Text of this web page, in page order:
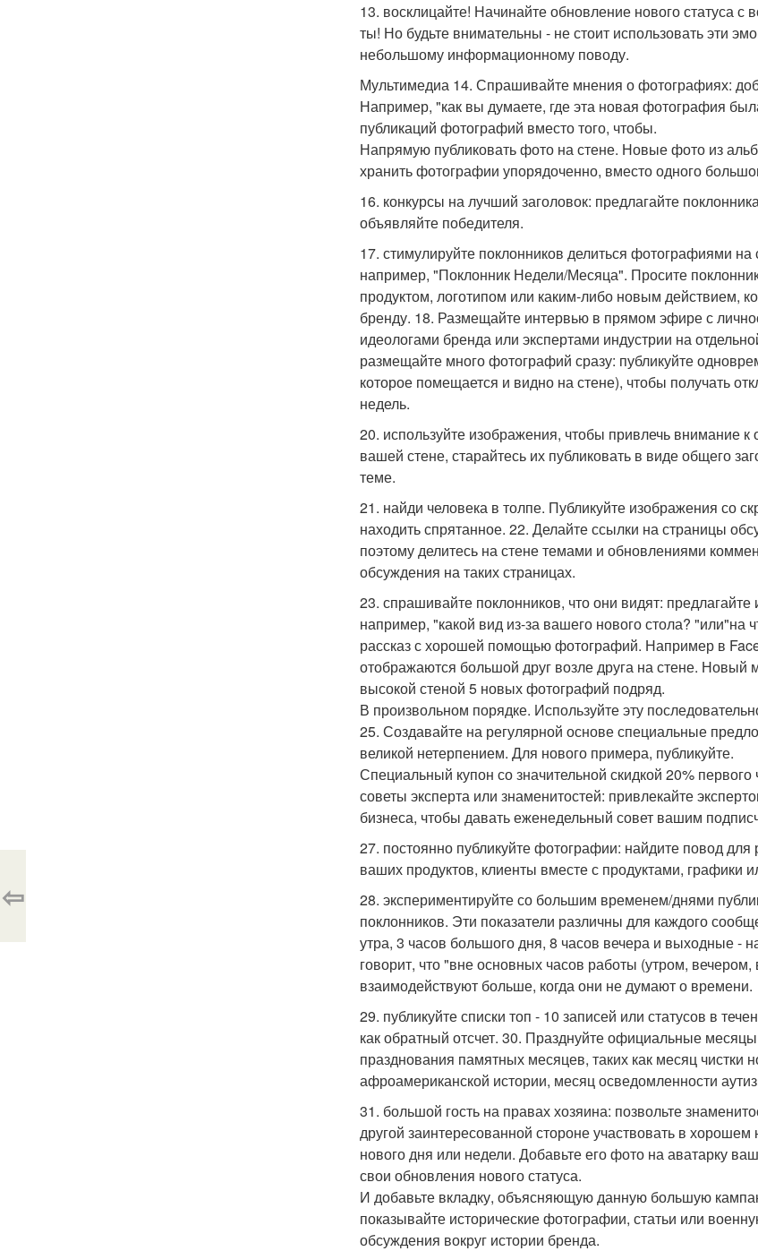
13. восклицайте! Начинайте обновление нового статуса
ты! Но будьте внимательны - не стоит использовать эти
небольшому информационному поводу.
Мультимедиа 14. Спрашивайте мнения о фотографиях:
Например, "как вы думаете, где эта новая фотография
публикаций фотографий вместо того, чтобы.
Напрямую публиковать фото на стене. Новые фото из
хранить фотографии упорядоченно, вместо одного
16. конкурсы на лучший заголовок: предлагайте
объявляйте победителя.
17. стимулируйте поклонников делиться фотографиями
например, "Поклонник Недели/Месяца". Просите
продуктом, логотипом или каким-либо новым действием,
бренду. 18. Размещайте интервью в прямом эфире с
идеологами бренда или экспертами индустрии на
размещайте много фотографий сразу: публикуйте
которое помещается и видно на стене), чтобы получать
недель.
20. используйте изображения, чтобы привлечь внимание
вашей стене, старайтесь их публиковать в виде общего
теме.
21. найди человека в толпе. Публикуйте изображения со
находить спрятанное. 22. Делайте ссылки на страницы
поэтому делитесь на стене темами и обновлениями
обсуждения на таких страницах.
23. спрашивайте поклонников, что они видят:
например, "какой вид из-за вашего нового стола?
рассказ с хорошей помощью фотографий. Например в
отображаются большой друг возле друга на стене. Новый
высокой стеной 5 новых фотографий подряд.
В произвольном порядке. Используйте эту
25. Создавайте на регулярной основе специальные
великой нетерпением. Для нового примера, публикуйте.
Специальный купон со значительной скидкой 20%
советы эксперта или знаменитостей: привлекайте
бизнеса, чтобы давать еженедельный совет вашим
27. постоянно публикуйте фотографии: найдите повод
ваших продуктов, клиенты вместе с продуктами, графики
28. экспериментируйте со большим временем/днями
поклонников. Эти показатели различны для каждого
утра, 3 часов большого дня, 8 часов вечера и выходные -
говорит, что "вне основных часов работы (утром,
взаимодействуют больше, когда они не думают о времени.
29. публикуйте списки топ - 10 записей или статусов в
как обратный отсчет. 30. Празднуйте официальные
празднования памятных месяцев, таких как месяц чистки
афроамериканской истории, месяц осведомленности
31. большой гость на правах хозяина: позвольте
другой заинтересованной стороне участвовать в
нового дня или недели. Добавьте его фото на аватарку
свои обновления нового статуса.
И добавьте вкладку, объясняющую данную большую
показывайте исторические фотографии, статьи или
обсуждения вокруг истории бренда.
⇦